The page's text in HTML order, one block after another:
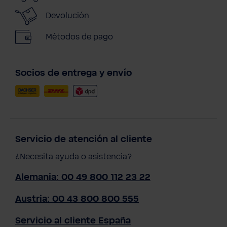
Devolución
Métodos de pago
Socios de entrega y envío
Servicio de atención al cliente
¿Necesita ayuda o asistencia?
Alemania: 00 49 800 112 23 22
Austria: 00 43 800 800 555
Servicio al cliente España